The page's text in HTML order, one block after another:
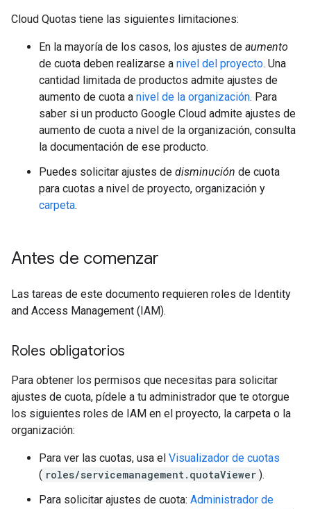
Cloud Quotas tiene las siguientes limitaciones:
En la mayoría de los casos, los ajustes de aumento
de cuota deben realizarse a nivel del proyecto. Una
cantidad limitada de productos admite ajustes de
aumento de cuota a nivel de la organización. Para
saber si un producto Google Cloud admite ajustes de
aumento de cuota a nivel de la organización, consulta
la documentación de ese producto.
Puedes solicitar ajustes de disminución de cuota
para cuotas a nivel de proyecto, organización y
carpeta.
Antes de comenzar
Las tareas de este documento requieren roles de Identity
and Access Management (IAM).
Roles obligatorios
Para obtener los permisos que necesitas para solicitar
ajustes de cuota, pídele a tu administrador que te otorgue
los siguientes roles de IAM en el proyecto, la carpeta o la
organización:
Para ver las cuotas, usa el Visualizador de cuotas
( roles/servicemanagement.quotaViewer ).
Para solicitar ajustes de cuota: Administrador de